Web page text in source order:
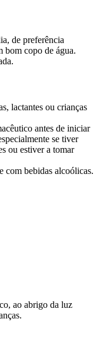
de preferência
bom copo de água.
lactantes ou crianças
antes de iniciar
se tiver
ou estiver a tomar
com bebidas alcoólicas.
ao abrigo da luz